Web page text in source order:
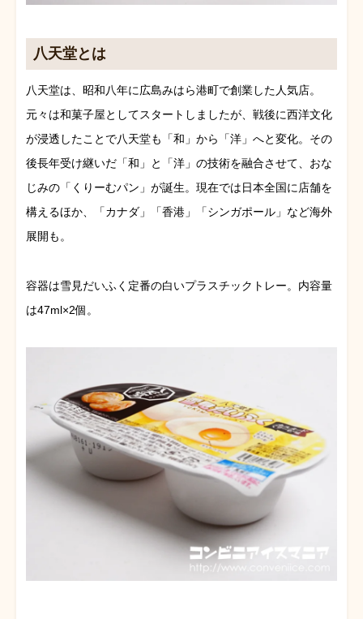
八天堂とは
八天堂は、昭和八年に広島みはら港町で創業した人気店。
元々は和菓子屋としてスタートしましたが、戦後に西洋文化
が浸透したことで八天堂も「和」から「洋」へと変化。その
後長年受け継いだ「和」と「洋」の技術を融合させて、おな
じみの「くりーむパン」が誕生。現在では日本全国に店舗を
構えるほか、「カナダ」「香港」「シンガポール」など海外
展開も。
容器は雪見だいふく定番の白いプラスチックトレー。内容量
は47ml×2個。